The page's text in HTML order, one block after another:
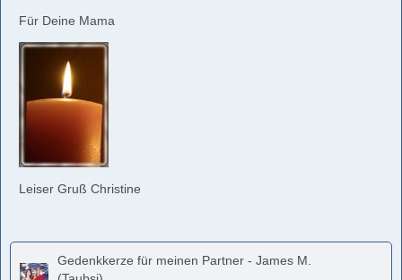
Für Deine Mama
Leiser Gruß Christine
Gedenkkerze für meinen Partner - James M.